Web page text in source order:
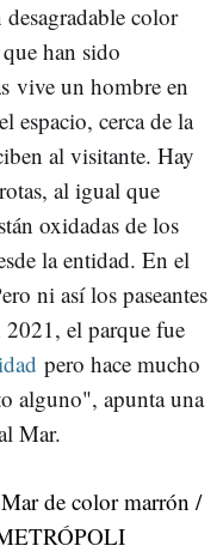
color
han sido
vive un hombre en
espacio, cerca de la
al visitante. Hay
al igual que
oxidadas de los
la entidad. En el
ni así los paseantes
2021, el parque fue
pero hace mucho
alguno", apunta una
Mar.